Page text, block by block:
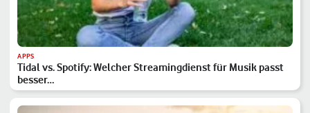
APPS
Tidal vs. Spotify: Welcher Streamingdienst für Musik passt
besser…